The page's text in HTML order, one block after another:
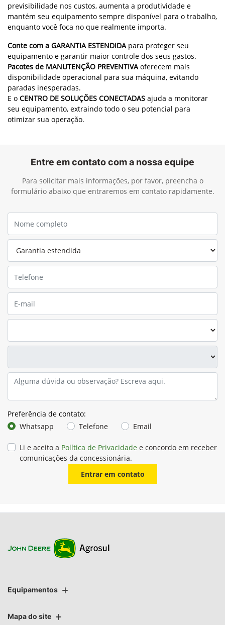
Garantia
Nossa garantia assegura a qualidade e a confiabilidade dos
produtos John Deere, oferecendo cobertura abrangente para
que você possa focar no que realmente importa: o seu
trabalho no campo.
Valorizamos a segurança e a satisfação dos nossos clientes,
reconhecendo a importância do seu negócio no passado e
trabalhando continuamente para fortalecer nossa parceria no
com o mais alto nível de suporte ao cliente e ao produto.
produtos projetados e adaptados para a sua região. Em caso
de dúvidas, entre em contato conosco — estamos aqui para
Política de Garantia
A garantia do produto é um compromisso de qualidade
assumido pela John Deere junto aos seus clientes e usuários,
visando assegurar o funcionamento adequado dos
equipamentos e a substituição de peças que apresentem
falhas de material ou fabricação.
No Brasil, a John Deere conta com um Comitê de Garantia
formado por profissionais especializados, responsáveis por
solucionar os problemas mais frequentes no campo.
Deere, contém todas as informações sobre a política de
garantia.